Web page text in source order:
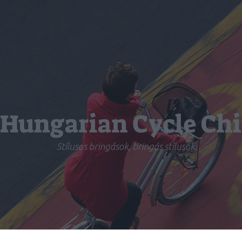
Hungarian Cycle
Stílusos bringások, bringás stílusok.